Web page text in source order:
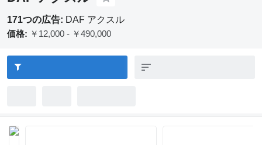
171つの広告: DAF アクスル
価格: ￥12,000 - ￥490,000